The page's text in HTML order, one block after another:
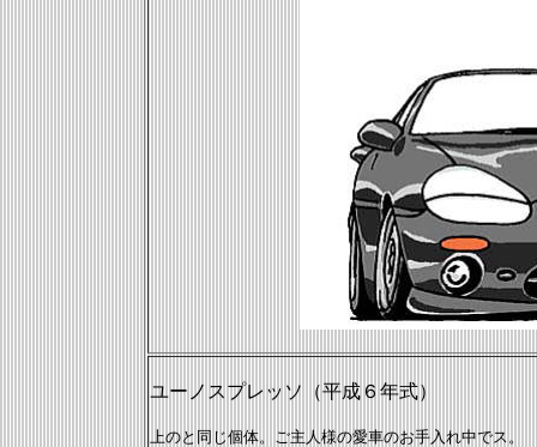
ユーノスプレッソ（平成６年式）
上のと同じ個体。ご主人様の愛車のお手入れ中でス。